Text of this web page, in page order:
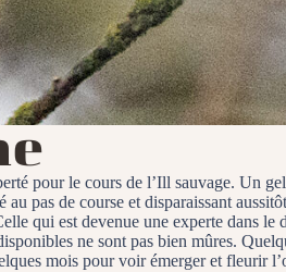
pour le cours de l’Ill sauvage. Un
pas de course et disparaissant
qui est devenue une experte dans
ne sont pas bien mûres.
mois pour voir émerger et